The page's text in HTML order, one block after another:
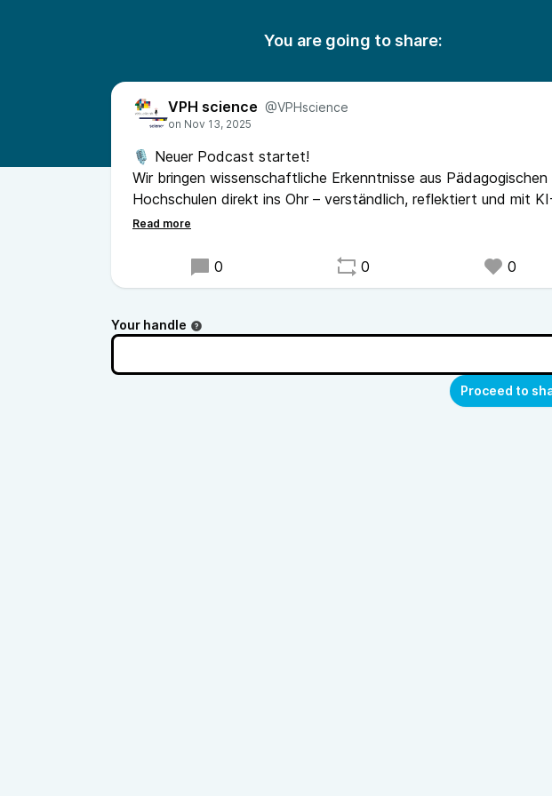
You are going to share:
VPH science @VPHscience
🎙️ Neuer Podcast startet!
Wir bringen wissenschaftliche Erkenntnisse aus Pädagogischen
Hochschulen direkt ins Ohr – verständlich, reflektiert und mit
Unterstützung. 💡
Lehre von morgen.
🎓 Praxisnah. Fundiert. Pädagogisch inspiriert.
0 0 0
Your handle
Proceed to